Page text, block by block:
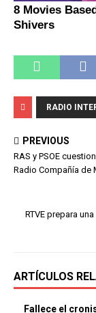
RADIO
PREVIOUS
RAS y PSOE
Radio Compañía de
RTVE prepara
ARTÍCULOS
Fallece el